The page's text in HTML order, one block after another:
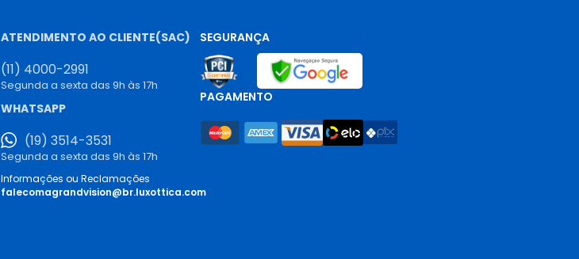
ATENDIMENTO AO CLIENTE(SAC)
(11) 4000-2991
Segunda a sexta das 9h às 17h
WHATSAPP
(19) 3514-3531
Segunda a sexta das 9h às 17h
Informações ou Reclamações
falecomagrandvision@br.luxottica.com
SEGURANÇA
PAGAMENTO